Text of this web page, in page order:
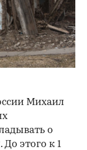
Михаил
о
этого к 1